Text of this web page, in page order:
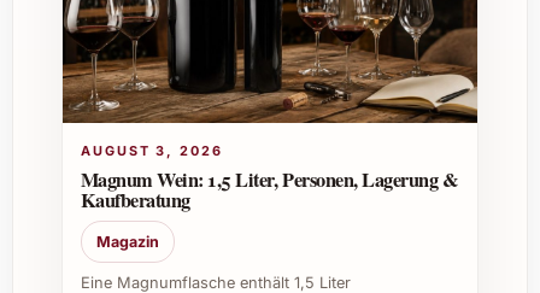
AUGUST 3, 2026
Magnum Wein: 1,5 Liter, Personen, Lagerung &
Kaufberatung
Magazin
Eine Magnumflasche enthält 1,5 Liter